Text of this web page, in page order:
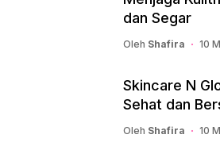
dan Segar
Oleh Shafira 10
Skincare N
Sehat dan
Oleh Shafira 10